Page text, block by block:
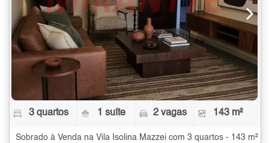
3 quartos 1 suíte 2 vagas 143 m²
Sobrado à Venda na Vila Isolina Mazzei com 3 quartos - 143 m²